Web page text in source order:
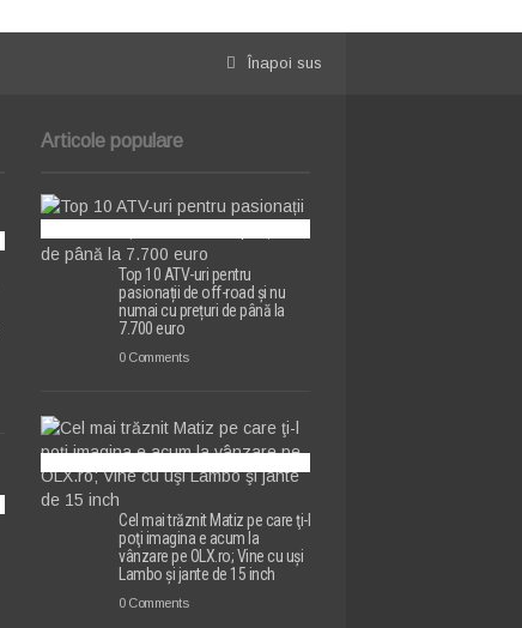
Înapoi sus
Articole populare
Top 10 ATV-uri pentru
pasionații de off-road și nu
numai cu prețuri de până la
7.700 euro
0 Comments
Cel mai trăznit Matiz pe care ţi-l
poţi imagina e acum la
vânzare pe OLX.ro; Vine cu uşi
Lambo şi jante de 15 inch
0 Comments